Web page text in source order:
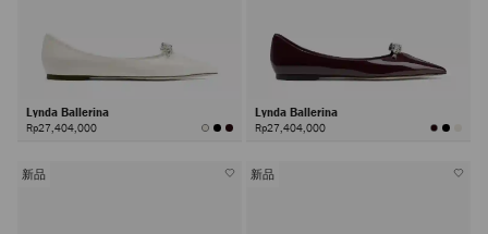
Lynda Ballerina
Rp27,404,000
Lynda Ballerina
Rp27,404,000
新品 新品